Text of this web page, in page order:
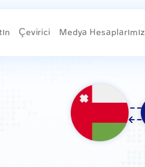
Çevirici Medya Hesaplarımız